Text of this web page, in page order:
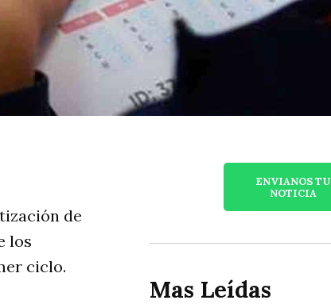
de
los
ciclo.
ENVIANOS TU
NOTICIA
Mas Leídas